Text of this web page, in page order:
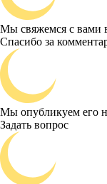
Мы свяжемся с вами
Спасибо за
Мы опубликуем его
Задать вопрос